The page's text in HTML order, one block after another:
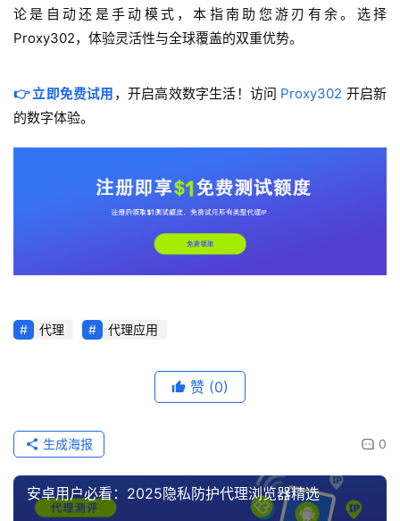
论是自动还是手动模式，本指南助您游刃有余。选择
Proxy302，体验灵活性与全球覆盖的双重优势。
👉 立即免费试用 ，开启高效数字生活！访问 Proxy302 开启新
的数字体验。
代理 代理应用
赞 (0)
0
生成海报
安卓用户必看：2025隐私防护代理浏览器精选